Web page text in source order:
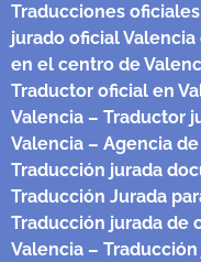
Traducciones
jurado oficial
en el centro de
Traductor oficial en
Valencia – Traductor
Valencia – Agencia
Traducción jurada
Traducción Jurada
Traducción jurada de
Valencia –